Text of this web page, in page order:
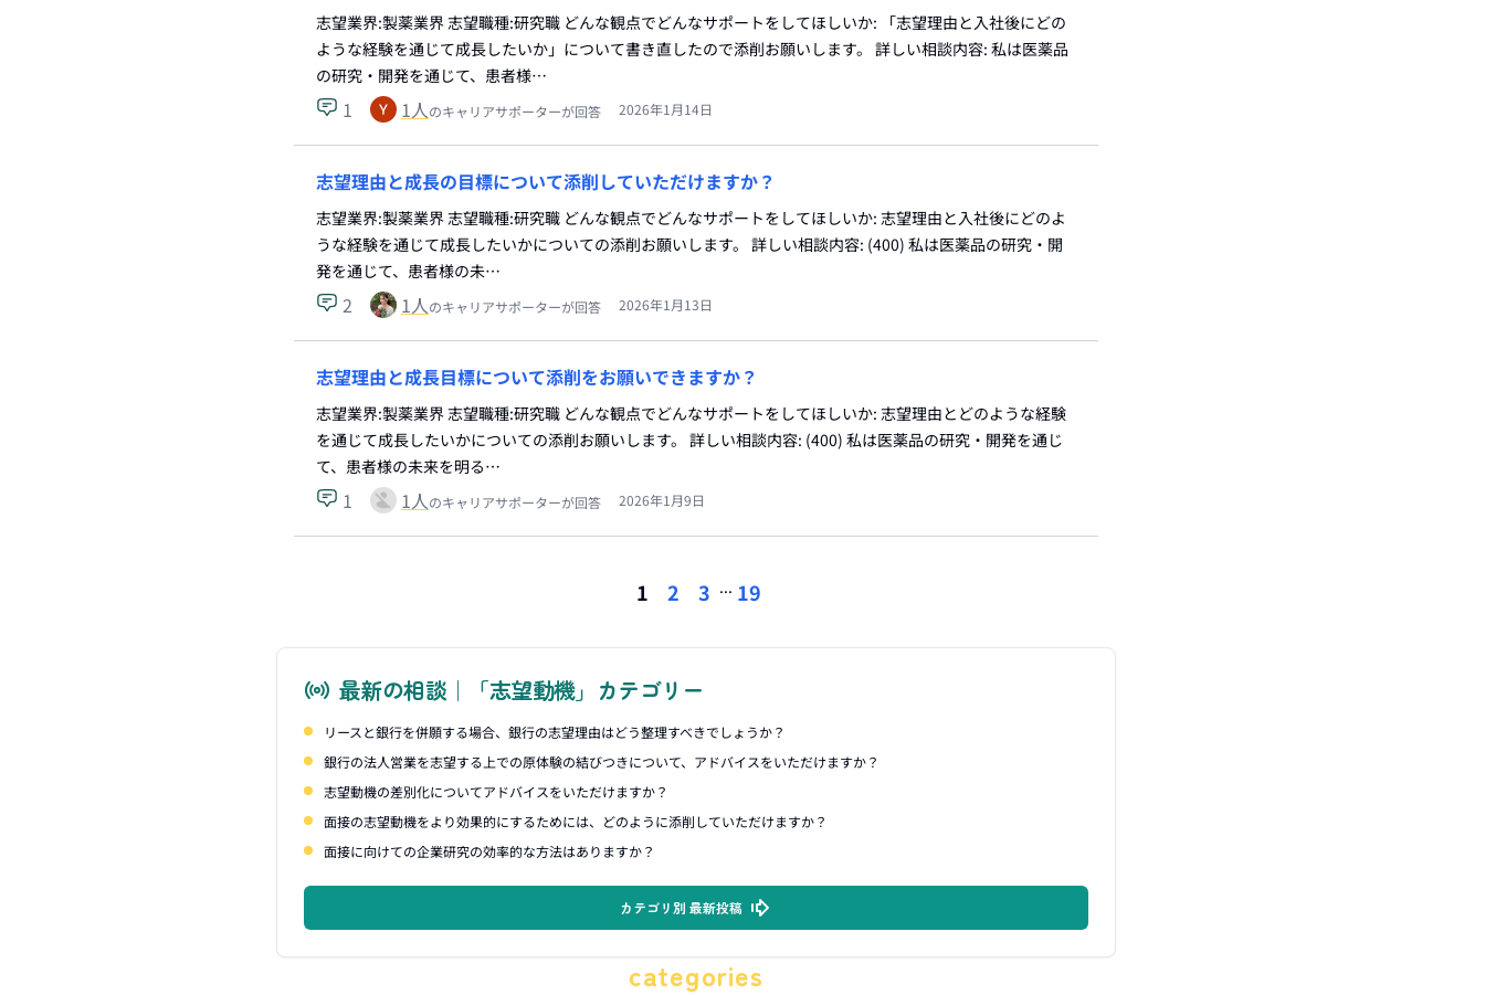
志望業界:製薬業界 志望職種:研究職 どんな観点でどんなサポートをしてほしいか: 「志望理由と入社後にどの
ような経験を通じて成長したいか」について書き直したので添削お願いします。 詳しい相談内容: 私は医薬品
の研究・開発を通じて、患者様…
1 1人のキャリアサポーターが回答 2026年1月14日
志望理由と成長の目標について添削していただけますか？
志望業界:製薬業界 志望職種:研究職 どんな観点でどんなサポートをしてほしいか: 志望理由と入社後にどのよ
うな経験を通じて成長したいかについての添削お願いします。 詳しい相談内容: (400) 私は医薬品の研究・開
発を通じて、患者様の未…
2 1人のキャリアサポーターが回答 2026年1月13日
志望理由と成長目標について添削をお願いできますか？
志望業界:製薬業界 志望職種:研究職 どんな観点でどんなサポートをしてほしいか: 志望理由とどのような経験
を通じて成長したいかについての添削お願いします。 詳しい相談内容: (400) 私は医薬品の研究・開発を通じ
て、患者様の未来を明る…
1 1人のキャリアサポーターが回答 2026年1月9日
1 2 3 ... 19
最新の相談｜「志望動機」カテゴリー
リースと銀行を併願する場合、銀行の志望理由はどう整理すべきでしょうか？
銀行の法人営業を志望する上での原体験の結びつきについて、アドバイスをいただけますか？
志望動機の差別化についてアドバイスをいただけますか？
面接の志望動機をより効果的にするためには、どのように添削していただけますか？
面接に向けての企業研究の効率的な方法はありますか？
カテゴリ別 最新投稿
categories